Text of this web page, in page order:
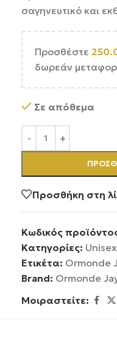
σαγηνευτικό και
Προσθέστε
δωρεάν
Σε απόθεμα
Προσθήκη στη
Κωδικός
Κατηγορίες: Unisex
Ετικέτα: Ormonde
Brand: Ormonde
Μοιραστείτε: